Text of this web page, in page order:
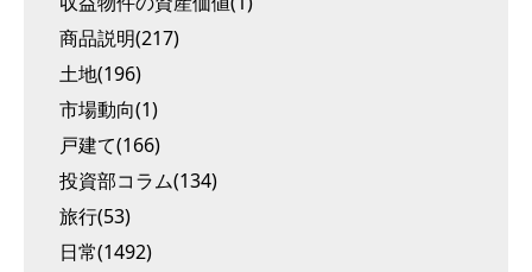
商品説明(217)
土地(196)
市場動向(1)
戸建て(166)
投資部コラム(134)
旅行(53)
日常(1492)